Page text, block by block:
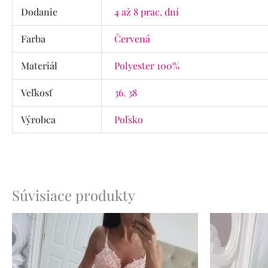
Dodanie 4 až 8 prac. dní
Farba Červená
Materiál Polyester 100%
Veľkosť 36, 38
Výrobca Poľsko
Súvisiace produkty